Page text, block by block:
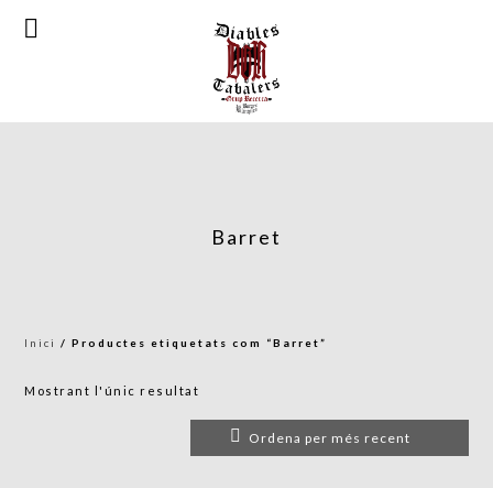
Barret
Inici / Productes etiquetats com “Barret”
Mostrant l'únic resultat
Ordena per més recent